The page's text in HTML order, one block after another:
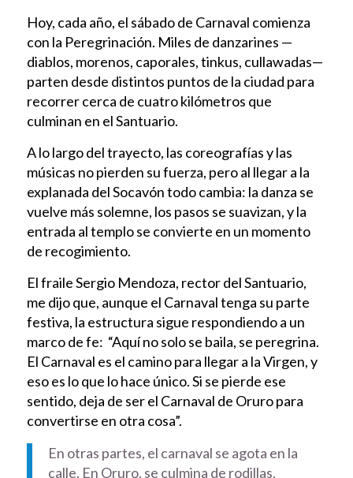
Hoy, cada año, el sábado de Carnaval comienza
con la Peregrinación. Miles de danzarines —
diablos, morenos, caporales, tinkus, cullawadas—
parten desde distintos puntos de la ciudad para
recorrer cerca de cuatro kilómetros que
culminan en el Santuario.
A lo largo del trayecto, las coreografías y las
músicas no pierden su fuerza, pero al llegar a la
explanada del Socavón todo cambia: la danza se
vuelve más solemne, los pasos se suavizan, y la
entrada al templo se convierte en un momento
de recogimiento.
El fraile Sergio Mendoza, rector del Santuario,
me dijo que, aunque el Carnaval tenga su parte
festiva, la estructura sigue respondiendo a un
marco de fe: “Aquí no solo se baila, se peregrina.
El Carnaval es el camino para llegar a la Virgen, y
eso es lo que lo hace único. Si se pierde ese
sentido, deja de ser el Carnaval de Oruro para
convertirse en otra cosa”.
En otras partes, el carnaval se agota en la
calle. En Oruro, se culmina de rodillas,